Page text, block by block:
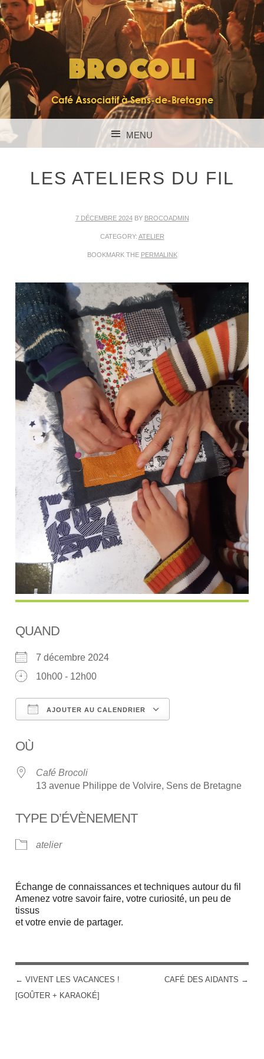
BROCOLI
Café Associatif à Sens-de-Bretagne
MENU
LES ATELIERS DU FIL
7 DÉCEMBRE 2024BY BROCOADMIN
CATEGORY: ATELIER
BOOKMARK THE PERMALINK
QUAND
7 décembre 2024
10h00 - 12h00
AJOUTER AU CALENDRIER
OÙ
Café Brocoli
13 avenue Philippe de Volvire, Sens de Bretagne
TYPE D’ÉVÈNEMENT
atelier
Échange de connaissances et techniques autour du fil
Amenez votre savoir faire, votre curiosité, un peu de
tissus
et votre envie de partager.
POST NAVIGATION
← VIVENT LES VACANCES !
[GOÛTER + KARAOKÉ]
CAFÉ DES AIDANTS →